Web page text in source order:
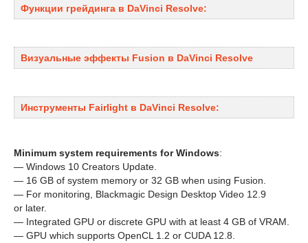
Функции грейдинга в DaVinci Resolve:
Визуальные эффекты Fusion в DaVinci Resolve
Инструменты Fairlight в DaVinci Resolve:
Minimum system requirements for Windows:
— Windows 10 Creators Update.
— 16 GB of system memory or 32 GB when using Fusion.
— For monitoring, Blackmagic Design Desktop Video 12.9
or later.
— Integrated GPU or discrete GPU with at least 4 GB of VRAM.
— GPU which supports OpenCL 1.2 or CUDA 12.8.